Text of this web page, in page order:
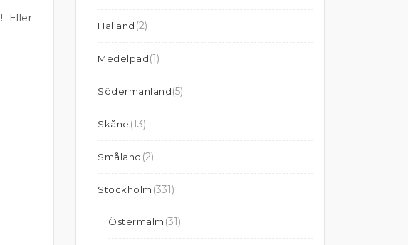
! Eller
Halland (2)
Medelpad(1)
Södermanland(5)
Skåne (13)
Småland (2)
Stockholm (331)
Östermalm (31)